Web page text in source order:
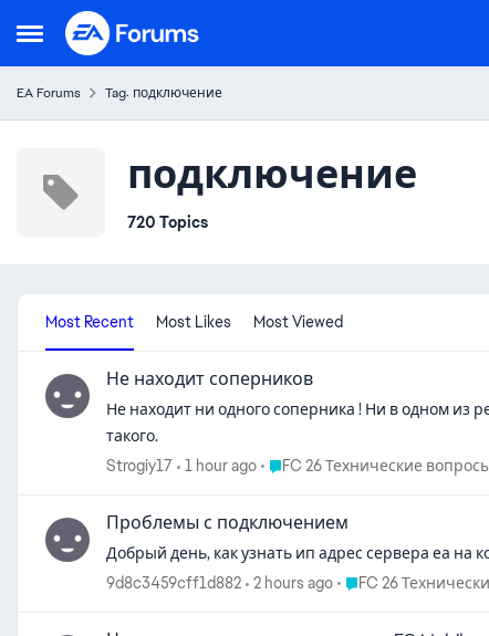
Open Side Menu
Skip to content
EA Forums Tag: подключение
подключение
720 Topics
Most Recent Most Likes Most Viewed
Не находит соперников
Не находит ни одного соперника ! Ни в одном из
такого.
Strogiy17
1 hour ago Place FC 26 Технические
FC 26 Технические
Проблемы с подключением
Добрый день, как узнать ип адрес сервера еа
9d8c3459cff1d882
2 hours ago Place FC 26
FC 26